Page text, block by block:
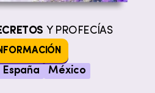
Y PROFECÍAS
España México